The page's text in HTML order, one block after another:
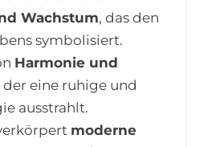
Wachstum, das den
symbolisiert.
Harmonie und
der eine ruhige und
ausstrahlt.
moderne